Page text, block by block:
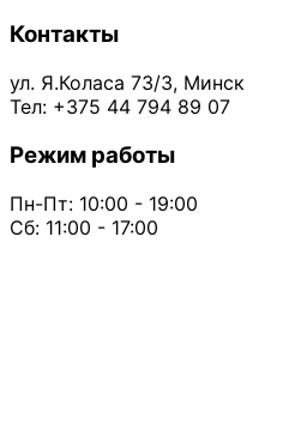
Контакты
ул. Я.Коласа 73/3, Минск
Тел: +375 44 794 89 07
Режим работы
Пн-Пт: 10:00 - 19:00
Сб: 11:00 - 17:00